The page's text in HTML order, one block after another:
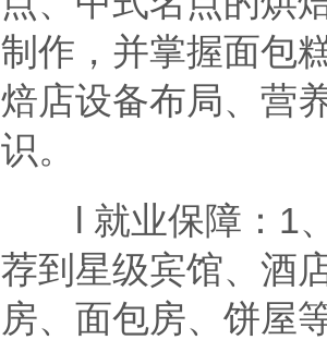
制作，并掌握面包
焙店设备布局、营
识。
l 就业保障：1、
荐到星级宾馆、酒
房、面包房、饼屋